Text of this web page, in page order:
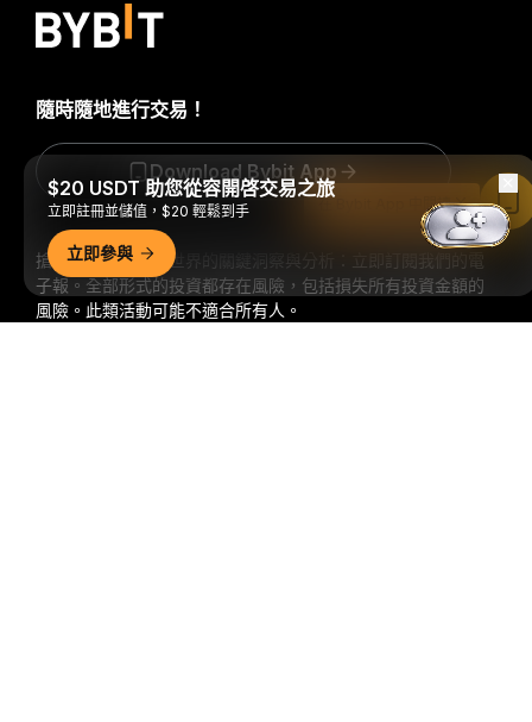
搶先掌握加密貨幣世界的關鍵洞察與分析：立即訂閱我們的電
子報。 全部形式的投資都存在風險，包括損失所有投資金額的
風險。此類活動可能不適合所有人。
隨時隨地進行交易！
Download Bybit App
$20 USDT 助您從容開啓交易之旅
立即註冊並儲值，$20 輕鬆到手
立即參與
在 Bybit App 中閱讀